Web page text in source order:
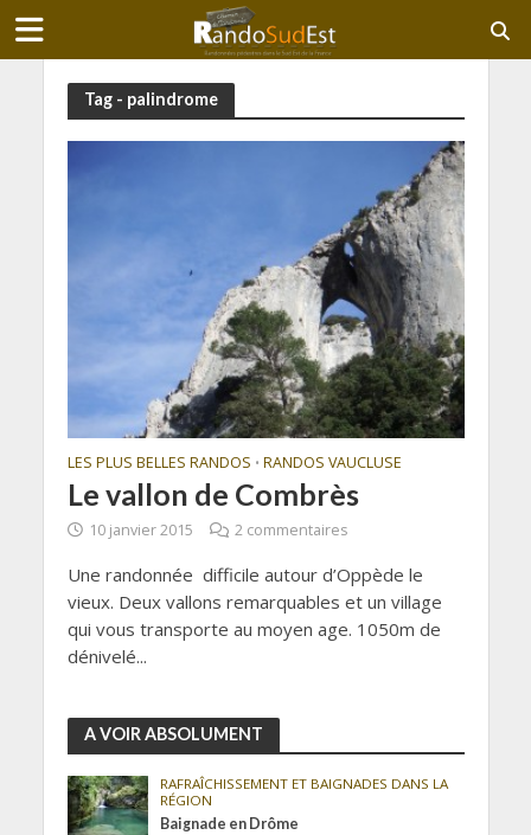
Tag - palindrome
LES PLUS BELLES RANDOS • RANDOS VAUCLUSE
Le vallon de Combrès
10 janvier 2015 2 commentaires
Une randonnée difficile autour d’Oppède le
vieux. Deux vallons remarquables et un village
qui vous transporte au moyen age. 1050m de
dénivelé...
A VOIR ABSOLUMENT
RAFRAÎCHISSEMENT ET BAIGNADES DANS LA
RÉGION
Baignade en Drôme